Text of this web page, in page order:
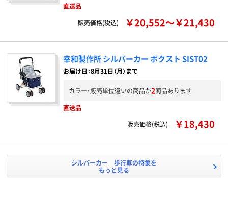
直送品
販売価格(税込)
￥20,552～￥21,430
幸和製作所 シルバーカー ボクスト SIST02
お届け日：8月31日（月）まで
カラー・販売単位違いの商品が2商品あります
直送品
販売価格(税込)
￥18,430
シルバーカー 歩行車の特集を
もっと見る